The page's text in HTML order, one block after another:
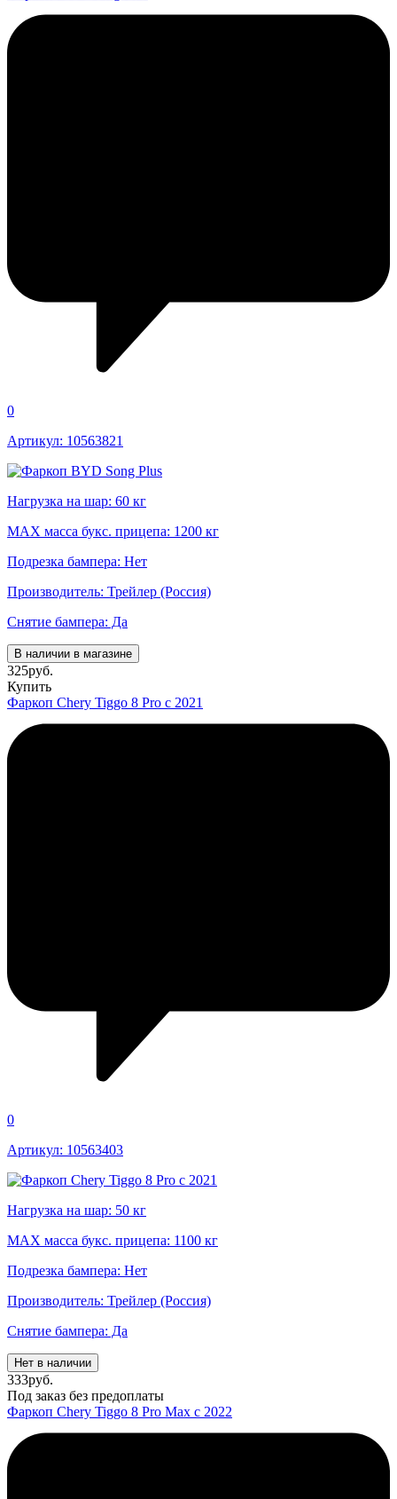
0
Артикул: 10563821
Нагрузка на шар: 60 кг
MAX масса букс. прицепа: 1200 кг
Подрезка бампера: Нет
Производитель: Трейлер (Россия)
Снятие бампера: Да
В наличии в магазине
325руб.
Купить
Фаркоп Chery Tiggo 8 Pro c 2021
0
Артикул: 10563403
Нагрузка на шар: 50 кг
MAX масса букс. прицепа: 1100 кг
Подрезка бампера: Нет
Производитель: Трейлер (Россия)
Снятие бампера: Да
Нет в наличии
333руб.
Под заказ без предоплаты
Фаркоп Chery Tiggo 8 Pro Max c 2022